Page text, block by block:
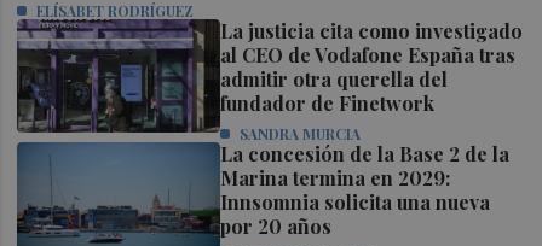
ELÍSABET RODRÍGUEZ
La justicia cita como investigado
al CEO de Vodafone España tras
admitir otra querella del
fundador de Finetwork
SANDRA MURCIA
La concesión de la Base 2 de la
Marina termina en 2029:
Innsomnia solicita una nueva
por 20 años